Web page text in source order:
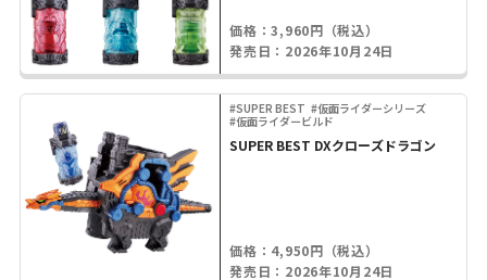
価格：3,960円（税込）
発売日：2026年10月24日
#SUPER BEST #仮面ライダーシリーズ
#仮面ライダービルド
SUPER BEST DXクローズドラゴン
価格：4,950円（税込）
発売日：2026年10月24日